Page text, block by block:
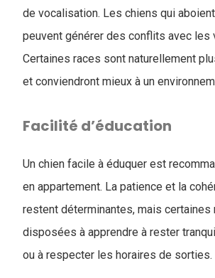
de vocalisation. Les chiens qui
peuvent générer des conflits avec les
Certaines races sont naturellement
et conviendront mieux à un
Facilité d’éducation
Un chien facile à éduquer est
en appartement. La patience et la
restent déterminantes, mais certaines
disposées à apprendre à rester
ou à respecter les horaires de sorties.